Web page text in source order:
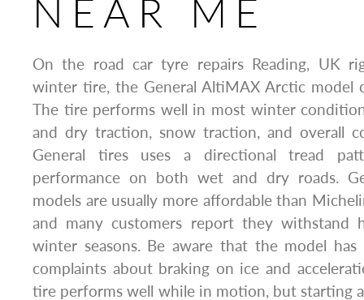
NEAR ME
On the road car tyre repairs Reading, UK
winter tire, the General AltiMAX Arctic model
The tire performs well in most winter
and dry traction, snow traction, and overall
General tires uses a directional tread
performance on both wet and dry roads.
models are usually more affordable than
and many customers report they withstand
winter seasons. Be aware that the model has
complaints about braking on ice and
tire performs well while in motion, but starting